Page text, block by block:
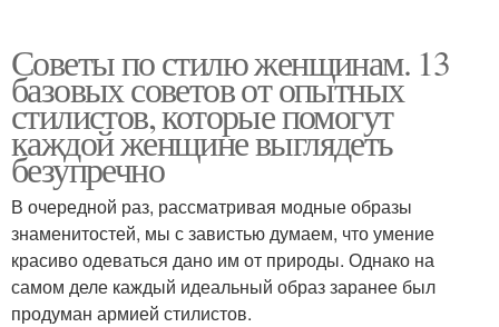
Советы по стилю женщинам. 13
базовых советов от опытных
стилистов, которые помогут
каждой женщине выглядеть
безупречно
В очередной раз, рассматривая модные образы
знаменитостей, мы с завистью думаем, что умение
красиво одеваться дано им от природы. Однако на
самом деле каждый идеальный образ заранее был
продуман армией стилистов.